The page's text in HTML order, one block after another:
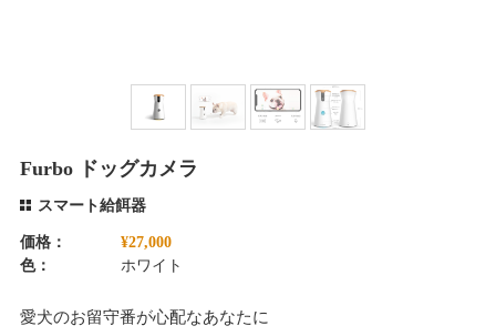
スマート給餌器
Furbo ドッグカメラ
価格： ¥27,000
色： ホワイト
愛犬のお留守番が心配なあなたに